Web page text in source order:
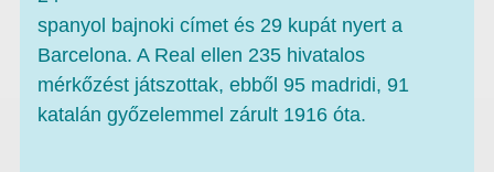
spanyol bajnoki címet és 29 kupát nyert a
Barcelona. A Real ellen 235 hivatalos
mérkőzést játszottak, ebből 95 madridi, 91
katalán győzelemmel zárult 1916 óta.